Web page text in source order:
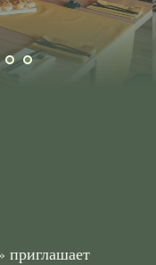
приглашает